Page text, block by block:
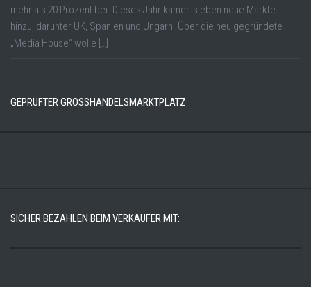
mehr als 20 Prozent bei. Dieses Jahr kämen sieben neue Märkte
hinzu, darunter UK, Spanien und Ungarn. Über die neu gegründete
„Media House“ wolle […]
GEPRÜFTER GROSSHANDELSMARKTPLATZ
SICHER BEZAHLEN BEIM VERKÄUFER MIT: